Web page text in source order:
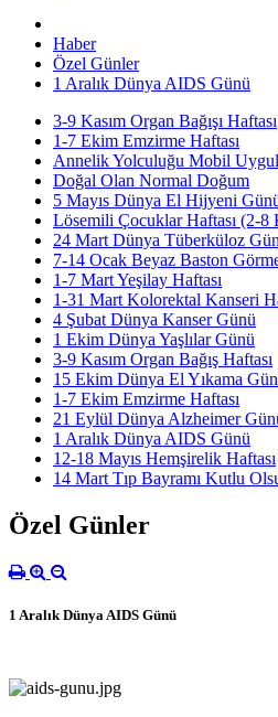
Haber
Özel Günler
1 Aralık Dünya AIDS Günü
3-9 Kasım Organ Bağışı Haftası
1-7 Ekim Emzirme Haftası
Annelik Yolculuğu Mobil
Doğal Olan Normal Doğum
5 Mayıs Dünya El Hijyeni
Lösemili Çocuklar Haftası (2-
24 Mart Dünya Tüberküloz
7-14 Ocak Beyaz Baston
1-7 Mart Yeşilay Haftası
1-31 Mart Kolorektal Kanseri
4 Şubat Dünya Kanser Günü
1 Ekim Dünya Yaşlılar Günü
3-9 Kasım Organ Bağış Haftası
15 Ekim Dünya El Yıkama
1-7 Ekim Emzirme Haftası
21 Eylül Dünya Alzheimer
1 Aralık Dünya AIDS Günü
12-18 Mayıs Hemşirelik Haftası
14 Mart Tıp Bayramı Kutlu
Özel Günler
1 Aralık Dünya AIDS Günü